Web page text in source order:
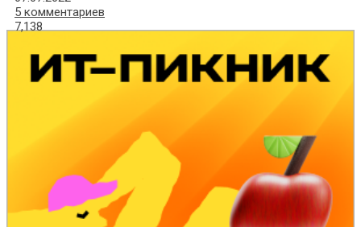
5 комментариев
7,138